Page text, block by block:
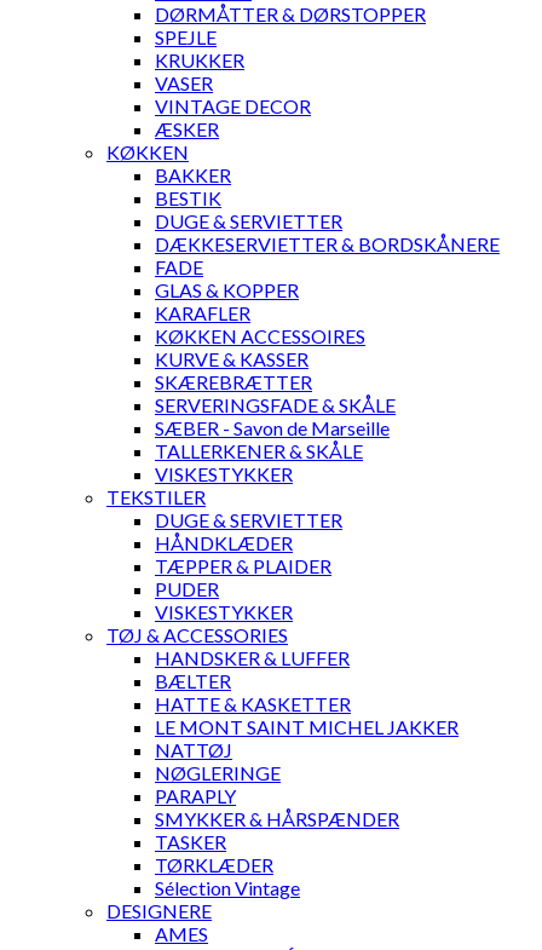
DØRMÅTTER & DØRSTOPPER
SPEJLE
KRUKKER
VASER
VINTAGE DECOR
ÆSKER
KØKKEN
BAKKER
BESTIK
DUGE & SERVIETTER
DÆKKESERVIETTER & BORDSKÅNERE
FADE
GLAS & KOPPER
KARAFLER
KØKKEN ACCESSOIRES
KURVE & KASSER
SKÆREBRÆTTER
SERVERINGSFADE & SKÅLE
SÆBER - Savon de Marseille
TALLERKENER & SKÅLE
VISKESTYKKER
TEKSTILER
DUGE & SERVIETTER
HÅNDKLÆDER
TÆPPER & PLAIDER
PUDER
VISKESTYKKER
TØJ & ACCESSORIES
HANDSKER & LUFFER
BÆLTER
HATTE & KASKETTER
LE MONT SAINT MICHEL JAKKER
NATTØJ
NØGLERINGE
PARAPLY
SMYKKER & HÅRSPÆNDER
TASKER
TØRKLÆDER
Sélection Vintage
DESIGNERE
AMES